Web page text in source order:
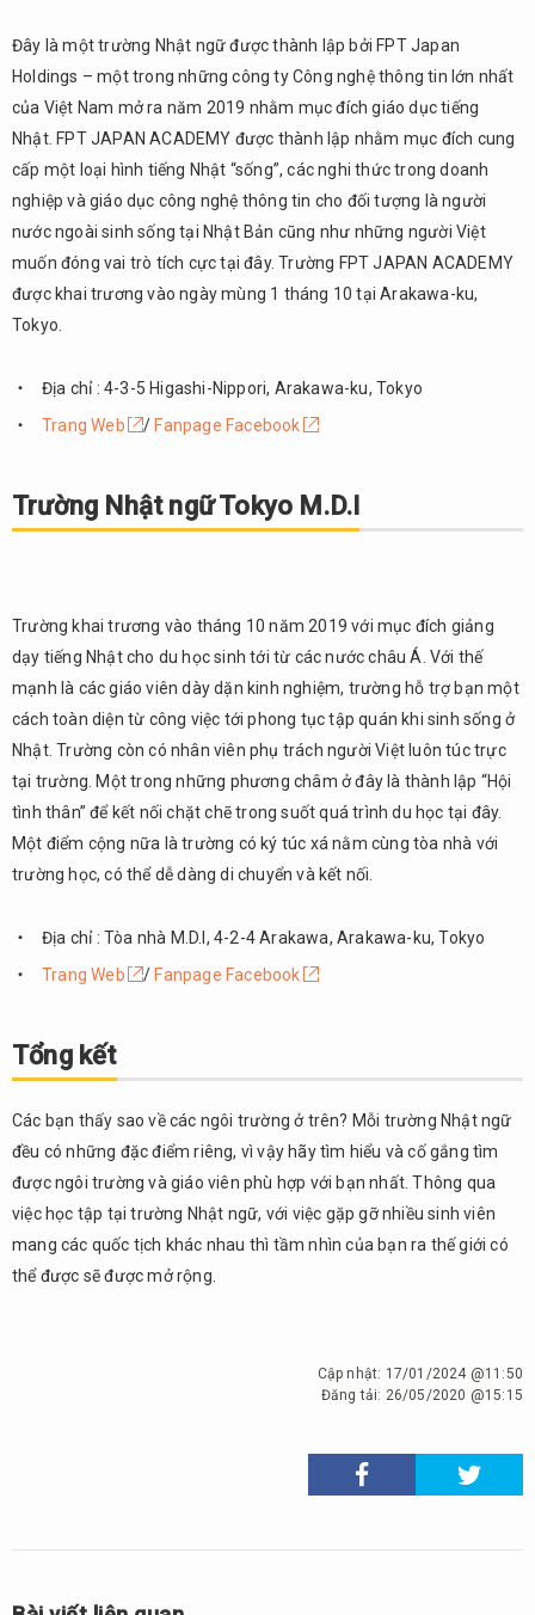
Đây là một trường Nhật ngữ được thành lập bởi FPT Japan
Holdings – một trong những công ty Công nghệ thông tin lớn nhất
của Việt Nam mở ra năm 2019 nhằm mục đích giáo dục tiếng
Nhật. FPT JAPAN ACADEMY được thành lập nhằm mục đích cung
cấp một loại hình tiếng Nhật “sống”, các nghi thức trong doanh
nghiệp và giáo dục công nghệ thông tin cho đối tượng là người
nước ngoài sinh sống tại Nhật Bản cũng như những người Việt
muốn đóng vai trò tích cực tại đây. Trường FPT JAPAN ACADEMY
được khai trương vào ngày mùng 1 tháng 10 tại Arakawa-ku,
Tokyo.
Địa chỉ : 4-3-5 Higashi-Nippori, Arakawa-ku, Tokyo
Trang Web
/ Fanpage Facebook
Trường Nhật ngữ Tokyo M.D.I
Trường khai trương vào tháng 10 năm 2019 với mục đích giảng
dạy tiếng Nhật cho du học sinh tới từ các nước châu Á. Với thế
mạnh là các giáo viên dày dặn kinh nghiệm, trường hỗ trợ bạn một
cách toàn diện từ công việc tới phong tục tập quán khi sinh sống ở
Nhật. Trường còn có nhân viên phụ trách người Việt luôn túc trực
tại trường. Một trong những phương châm ở đây là thành lập “Hội
tình thân” để kết nối chặt chẽ trong suốt quá trình du học tại đây.
Một điểm cộng nữa là trường có ký túc xá nằm cùng tòa nhà với
trường học, có thể dễ dàng di chuyển và kết nối.
Địa chỉ : Tòa nhà M.D.I, 4-2-4 Arakawa, Arakawa-ku, Tokyo
Trang Web
/ Fanpage Facebook
Tổng kết
Các bạn thấy sao về các ngôi trường ở trên? Mỗi trường Nhật ngữ
đều có những đặc điểm riêng, vì vậy hãy tìm hiểu và cố gắng tìm
được ngôi trường và giáo viên phù hợp với bạn nhất. Thông qua
việc học tập tại trường Nhật ngữ, với việc gặp gỡ nhiều sinh viên
mang các quốc tịch khác nhau thì tầm nhìn của bạn ra thế giới có
thể được sẽ được mở rộng.
Cập nhật: 17/01/2024 @11:50
Đăng tải: 26/05/2020 @15:15